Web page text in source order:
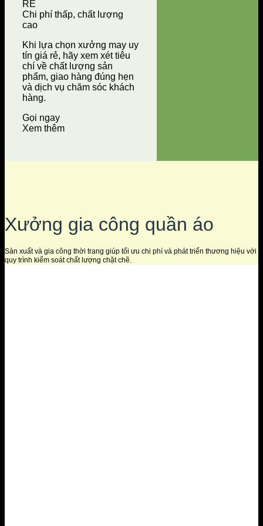
RẺ
Chi phí thấp, chất lượng
cao
Khi lựa chọn xưởng may uy
tín giá rẻ, hãy xem xét tiêu
chí về chất lượng sản
phẩm, giao hàng đúng hẹn
và dịch vụ chăm sóc khách
hàng.
Gọi ngay
Xem thêm
Xưởng gia công quần áo
Sản xuất và gia công thời trang giúp tối ưu chi phí và phát triển thương hiệu với
quy trình kiểm soát chất lượng chặt chẽ.